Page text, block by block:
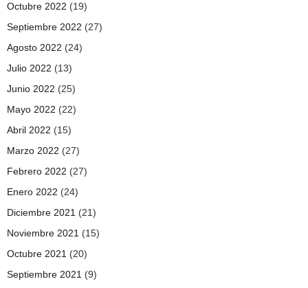
Octubre 2022 (19)
Septiembre 2022 (27)
Agosto 2022 (24)
Julio 2022 (13)
Junio 2022 (25)
Mayo 2022 (22)
Abril 2022 (15)
Marzo 2022 (27)
Febrero 2022 (27)
Enero 2022 (24)
Diciembre 2021 (21)
Noviembre 2021 (15)
Octubre 2021 (20)
Septiembre 2021 (9)